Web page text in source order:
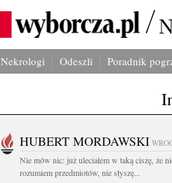
Nekrologi Odeszli Poradnik
HUBERT MORDAWSKI
Nie mów nic: już uleciałem w taką ciszę, że
rozumiem przedmiotów, nie słyszę...